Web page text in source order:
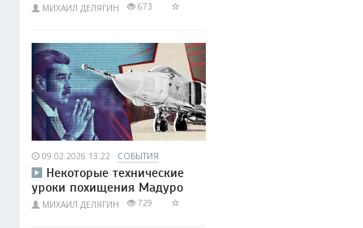
МИХАИЛ ДЕЛЯГИН 673
09.02.2026 13:22 СОБЫТИЯ
Некоторые технические
уроки похищения Мадуро
МИХАИЛ ДЕЛЯГИН 729